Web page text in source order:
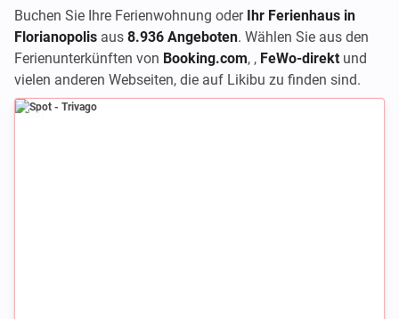
Buchen Sie Ihre Ferienwohnung oder Ihr Ferienhaus in
Florianopolis aus 8.936 Angeboten. Wählen Sie aus den
Ferienunterkünften von Booking.com, , FeWo-direkt und
vielen anderen Webseiten, die auf Likibu zu finden sind.
Spot